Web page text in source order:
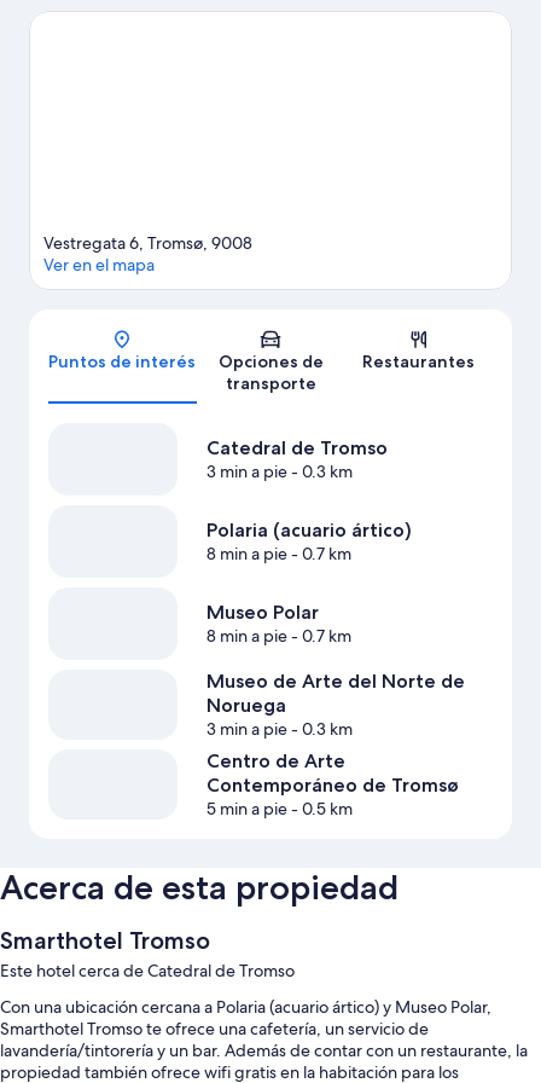
darte una vuelta por Catedral de Tromso y Polaria (acuario
Mapa
Vestregata 6, Tromsø, 9008
Ver en el mapa
Puntos de interés
Opciones de
transporte
Restaurantes
Catedral de Tromso
3 min a pie- 0.3 km
Polaria (acuario ártico)
8 min a pie- 0.7 km
Museo Polar
8 min a pie- 0.7 km
Museo de Arte del Norte de
Noruega
3 min a pie- 0.3 km
Centro de Arte
Contemporáneo de Tromsø
5 min a pie- 0.5 km
Acerca de esta propiedad
Smarthotel Tromso
Este hotel cerca de Catedral de Tromso
Con una ubicación cercana a Polaria (acuario ártico) y Museo Polar,
Smarthotel Tromso te ofrece una cafetería, un servicio de
lavandería/tintorería y un bar. Además de contar con un restaurante, la
propiedad también ofrece wifi gratis en la habitación para los